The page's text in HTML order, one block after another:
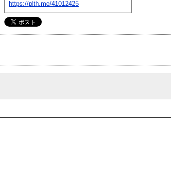
https://plth.me/41012425